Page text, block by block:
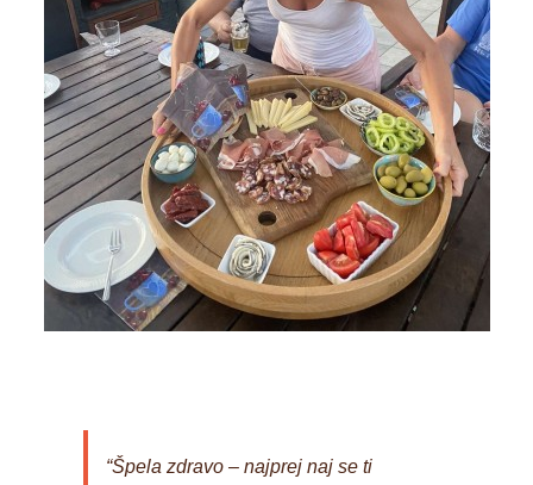
“Špela zdravo – najprej naj se ti